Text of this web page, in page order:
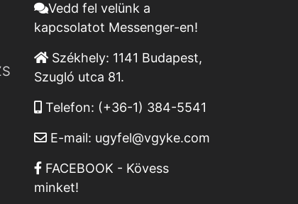
Vedd fel velünk a
kapcsolatot Messenger-en!
Székhely: 1141 Budapest,
Szugló utca 81.
Telefon: (+36-1) 384-5541
E-mail: ugyfel@vgyke.com
FACEBOOK - Kövess
minket!